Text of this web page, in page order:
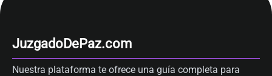
JuzgadoDePaz.com
Nuestra plataforma te ofrece una guía completa para